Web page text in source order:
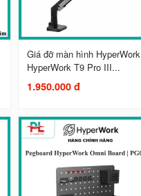
Giá đỡ màn hình HyperWork
HyperWork T9 Pro III...
1.950.000 đ